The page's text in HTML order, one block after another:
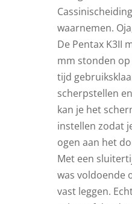
waarnemen.
De Pentax K3II
mm stonden
tijd
scherpstellen
kan je het
instellen zodat
ogen aan het
Met een
was voldoende
vast leggen.